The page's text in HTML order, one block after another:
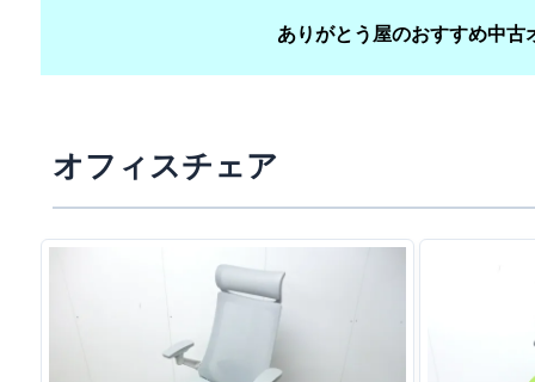
ありがとう屋のおすすめ中古
オフィスチェア